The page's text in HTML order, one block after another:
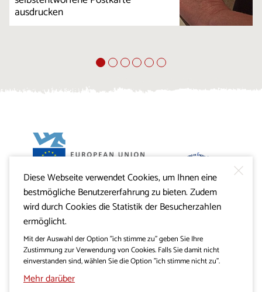
ausdrucken
Projekt Visitkras. Die Investition wird von der Republik
Slowenien und von der Europäischen Union aus dem
Europäischen Fonds für regionale Entwicklung
mitfinanziert.
Diese Webseite verwendet Cookies, um Ihnen eine
bestmögliche Benutzererfahrung zu bieten. Zudem
wird durch Cookies die Statistik der Besucherzahlen
ermöglicht.
Mit der Auswahl der Option "ich stimme zu" geben Sie Ihre
Zustimmung zur Verwendung von Cookies. Falls Sie damit nicht
einverstanden sind, wählen Sie die Option "ich stimme nicht zu".
Mehr darüber